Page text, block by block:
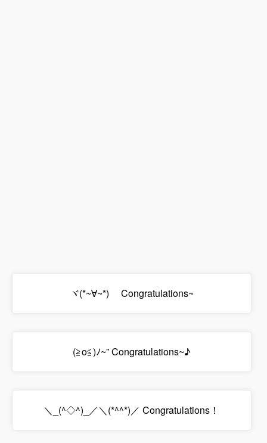
ヾ(*~∀~*)ゞ Congratulations~
(≧o≦)ﾉ~” Congratulations~♪
＼_(^◇^)_／＼(*^^*)／ Congratulations！